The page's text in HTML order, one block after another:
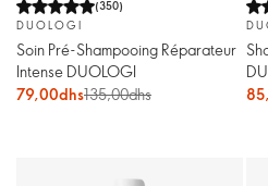
(350)
DUOLOGI
Soin Pré-Shampooing Réparateur
Intense DUOLOGI
79,00dhs135,00dhs